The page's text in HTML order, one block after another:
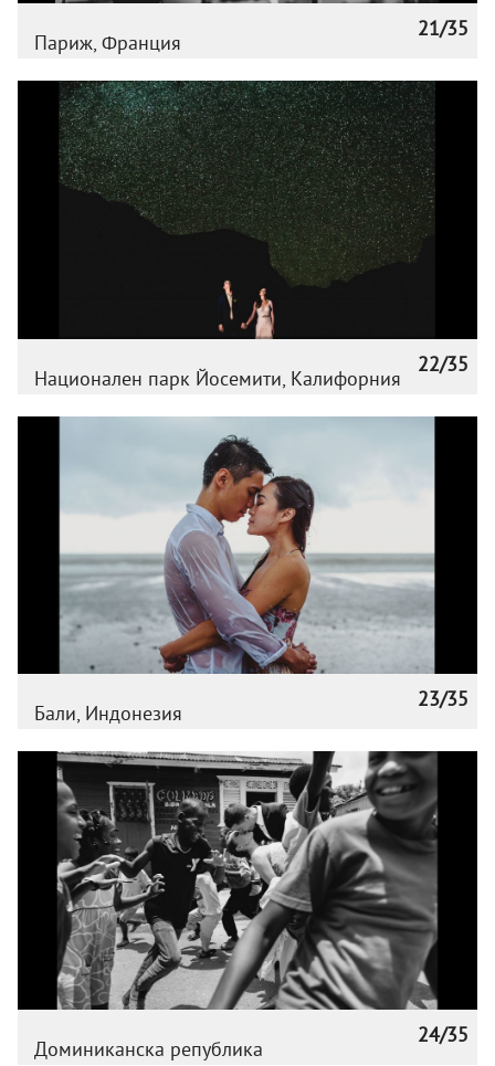
21/35
Париж, Франция
22/35
Национален парк Йосемити, Калифорния
23/35
Бали, Индонезия
24/35
Доминиканска република